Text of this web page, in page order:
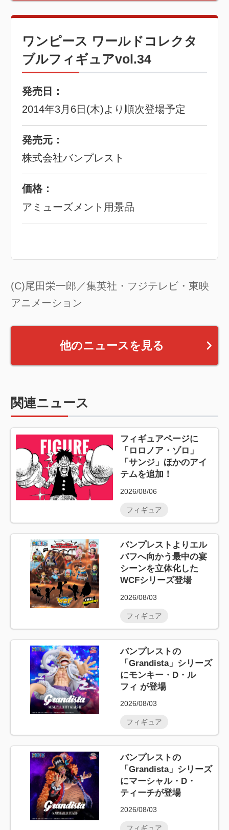
ワンピース ワールドコレクタ
ブルフィギュアvol.34
発売日：
2014年3月6日(木)より順次登場予定
発売元：
株式会社バンプレスト
価格：
アミューズメント用景品
(C)尾田栄一郎／集英社・フジテレビ・東映
アニメーション
他のニュースを見る
関連ニュース
フィギュアページに
「ロロノア・ゾロ」
「サンジ」ほかのアイ
テムを追加！
2026/08/06
フィギュア
バンプレストよりエル
バフへ向かう最中の宴
シーンを立体化した
WCFシリーズ登場
2026/08/03
フィギュア
バンプレストの
「Grandista」シリーズ
にモンキー・D・ル
フィ が登場
2026/08/03
フィギュア
バンプレストの
「Grandista」シリーズ
にマーシャル・D・
ティーチが登場
2026/08/03
フィギュア